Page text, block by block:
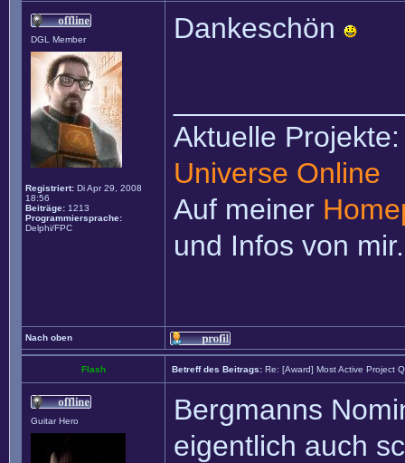
DGL Member
Registriert: Di Apr 29, 2008
18:56
Beiträge: 1213
Programmiersprache:
Delphi/FPC
Dankeschön
Aktuelle
Universe Online
Auf meiner
und Infos von mir.
Nach oben
Flash Betreff des Beitrags: Re: [Award] Most Active Project
Guitar Hero
Bergmanns
eigentlich auch